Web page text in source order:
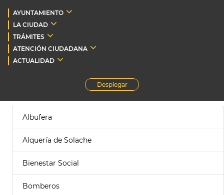
AYUNTAMIENTO
LA CIUDAD
TRÁMITES
ATENCIÓN CIUDADANA
ACTUALIDAD
Desplegar
Albufera
Alquería de Solache
Bienestar Social
Bomberos